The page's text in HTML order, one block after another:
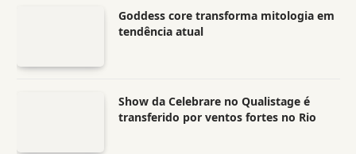
Goddess core transforma mitologia em
tendência atual
Show da Celebrare no Qualistage é
transferido por ventos fortes no Rio